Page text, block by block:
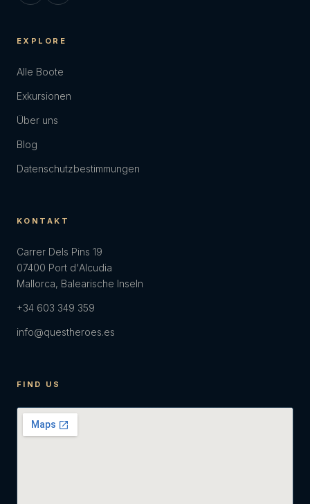
EXPLORE
Alle Boote
Exkursionen
Über uns
Blog
Datenschutzbestimmungen
KONTAKT
Carrer Dels Pins 19
07400 Port d'Alcudia
Mallorca, Balearische Inseln
+34 603 349 359
info@questheroes.es
FIND US